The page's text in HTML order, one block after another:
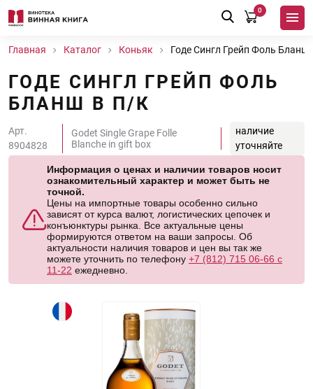
0
Главная Каталог Коньяк Годе Сингл Грейп Фоль Бланш
ГОДЕ СИНГЛ ГРЕЙП ФОЛЬ
БЛАНШ В П/К
Арт.
8904828
Godet Single Grape Folle
Blanche in gift box
наличие
уточняйте
Информация о ценах и наличии товаров носит
ознакомительный характер и может быть не
точной.
Цены на импортные товары особенно сильно
зависят от курса валют, логистических цепочек и
конъюнктуры рынка. Все актуальные цены
формируются ответом на ваши запросы. Об
актуальности наличия товаров и цен вы так же
можете уточнить по телефону +7 (812) 715 06-66 с
11-22 ежедневно.